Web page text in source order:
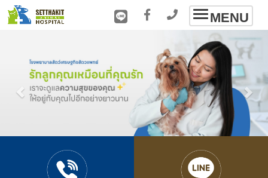
Toggle
navigation
MENU